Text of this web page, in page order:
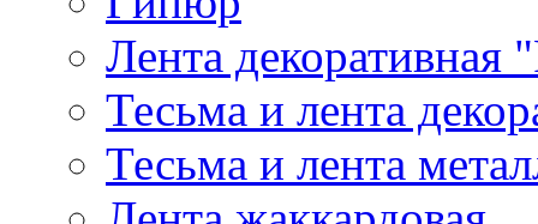
Лента декоративная
Тесьма и лента
Тесьма и лента